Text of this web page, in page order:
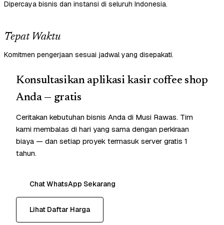
Dipercaya bisnis dan instansi di seluruh Indonesia.
Tepat Waktu
Komitmen pengerjaan sesuai jadwal yang disepakati.
Konsultasikan aplikasi kasir coffee shop
Anda — gratis
Ceritakan kebutuhan bisnis Anda di Musi Rawas. Tim
kami membalas di hari yang sama dengan perkiraan
biaya — dan setiap proyek termasuk server gratis 1
tahun.
Chat WhatsApp Sekarang
Lihat Daftar Harga